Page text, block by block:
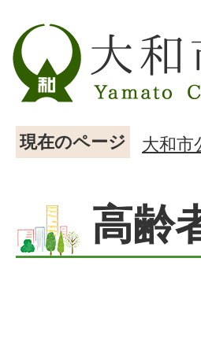
現在のページ 大和市
高齢